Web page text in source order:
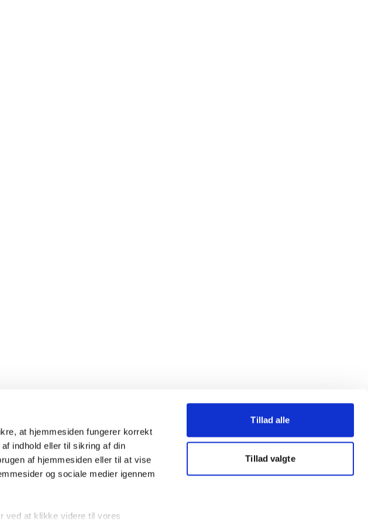
at hjemmesiden fungerer korrekt
indhold eller til sikring af din
af hjemmesiden eller til at vise
og sociale medier igennem
ved at klikke videre til vores
Tillad alle
Tillad valgte